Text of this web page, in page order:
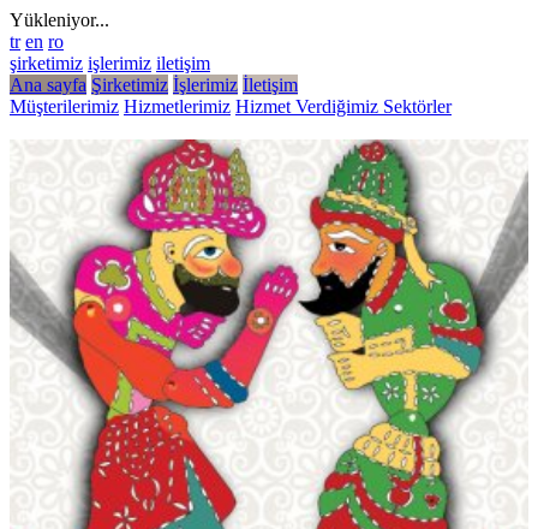
Yükleniyor...
tr en ro
şirketimiz işlerimiz iletişim
Ana sayfa Şirketimiz İşlerimiz İletişim
Müşterilerimiz Hizmetlerimiz Hizmet Verdiğimiz Sektörler